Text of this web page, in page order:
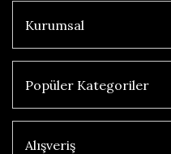
Kurumsal
Popüler Kategoriler
Alışveriş